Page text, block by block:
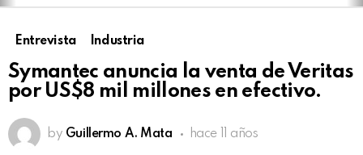
Entrevista Industria
Symantec anuncia la venta de Veritas
por US$8 mil millones en efectivo.
by Guillermo A. Mata hace 11 años